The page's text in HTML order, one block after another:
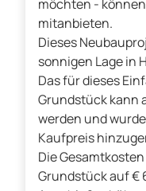
möchten -
mitanbieten.
Dieses
sonnigen Lage in
Das für dieses
Grundstück kann
werden und
Kaufpreis
Die
Grundstück auf €